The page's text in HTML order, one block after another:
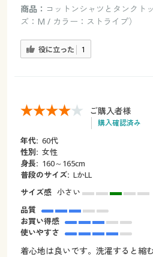
商品： コットンシャツとタンクト
ズ：M / カラー：ストライプ）
役に立った 1
ご購入者様
購入確認済み
年代: 60代
性別: 女性
身長: 160～165cm
普段のサイズ: LかLL
サイズ感 小さい
品質
お買い得感
使いやすさ
着心地は良いです。洗濯すると縮